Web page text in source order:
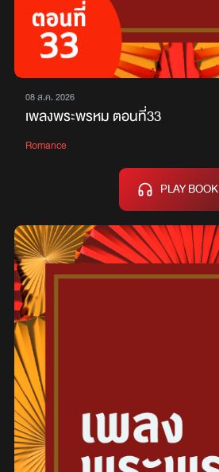
08 ส.ค. 2026
เพลงพระพรหม ตอนที่33
Romance
PLAY BOOK